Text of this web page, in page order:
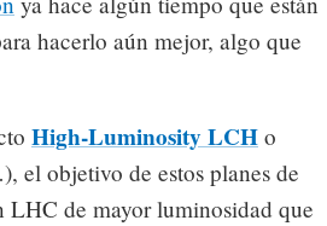
hacerlo aún mejor, algo que
High-Luminosity LCH o
objetivo de estos planes de
LHC de mayor luminosidad que